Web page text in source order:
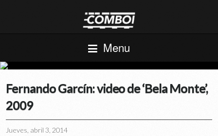
Menu
Fernando Garcín: video de ‘Bela Monte’,
2009
Jueves, abril 3, 2014